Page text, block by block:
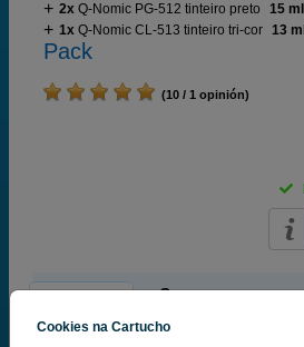
2x Q-Nomic PG-512 tinteiro preto
15 ml
1x Q-Nomic CL-513 tinteiro tri-cor 13 ml
Pack
(10 / 1 opinión)
Canon
Cookies na Cartucho